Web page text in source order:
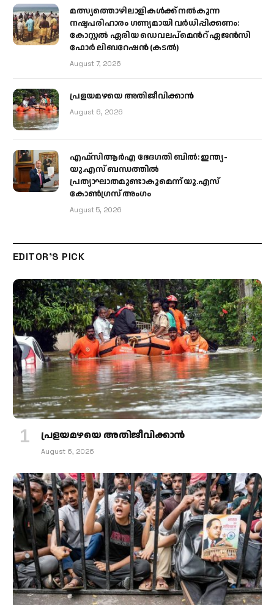
മത്സ്യത്തൊഴിലാളികള്‍ക്ക് നല്‍കുന്ന
നഷ്ടപരിഹാരം ഗണ്യമായി വര്‍ധിപ്പിക്കണം:
കോസ്റ്റല്‍ ഏരിയ ഡെവലപ്മെന്‍റ് ഏജന്‍സി
ഫോര്‍ ലിബറേഷന്‍ (കടല്‍)
August 7, 2026
പ്രളയമഴയെ അതിജീവിക്കാന്‍
August 6, 2026
എഫ്‌സിആർഎ ഭേദഗതി ബിൽ: ഇന്ത്യ-
യു.എസ് ബന്ധത്തിൽ
പ്രത്യാഘാതമുണ്ടാകുമെന്ന് യു.എസ്
കോൺഗ്രസ് അംഗം
August 5, 2026
EDITOR'S PICK
പ്രളയമഴയെ അതിജീവിക്കാന്‍
August 6, 2026